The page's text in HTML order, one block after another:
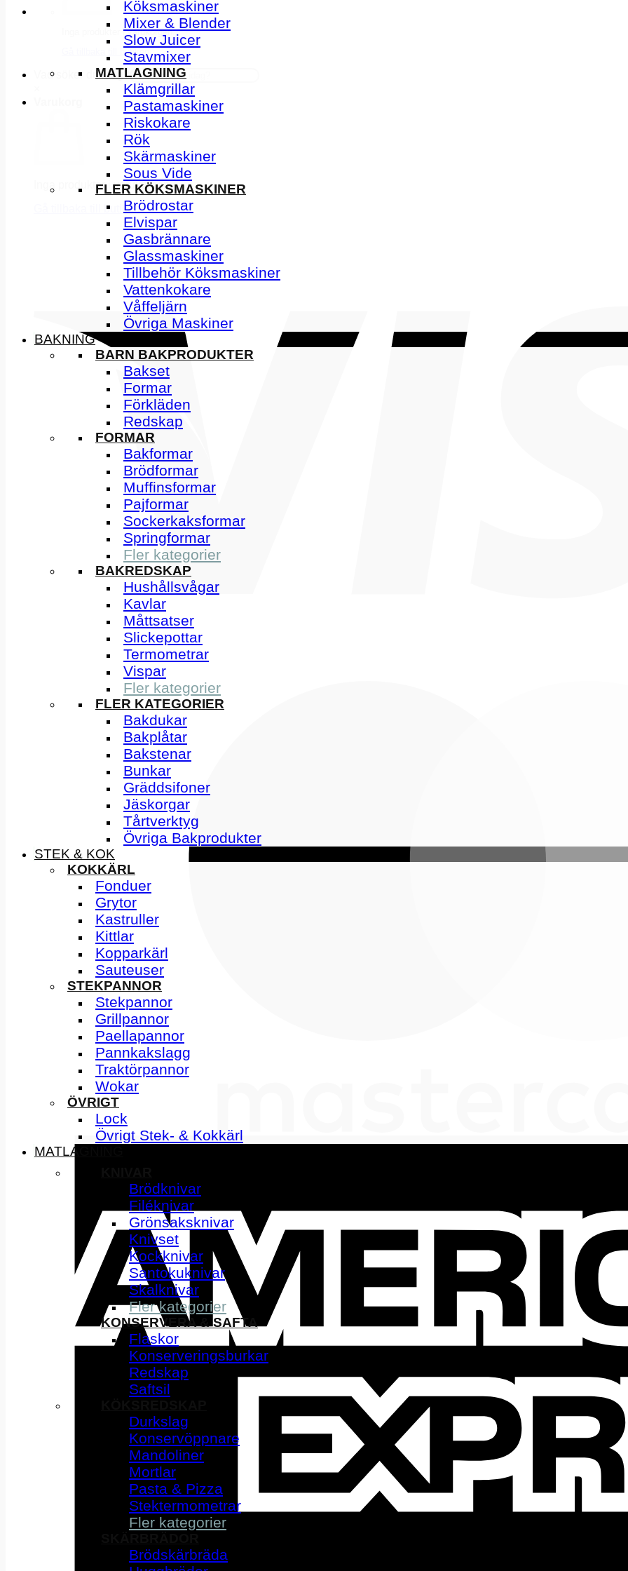
Inga produkter i varukorgen.
Gå tillbaka till butiken
Vad söker du idag?
Inga produkter i varukorgen.
Gå tillbaka till butiken
Köksmaskiner
Mixer & Blender
Slow Juicer
Stavmixer
MATLAGNING
Klämgrillar
Pastamaskiner
Riskokare
Rök
Skärmaskiner
Sous Vide
FLER KÖKSMASKINER
Brödrostar
Elvispar
Gasbrännare
Glassmaskiner
Tillbehör Köksmaskiner
Vattenkokare
Våffeljärn
Övriga Maskiner
BAKNING
BARN BAKPRODUKTER
Bakset
Formar
Förkläden
Redskap
FORMAR
Bakformar
Brödformar
Muffinsformar
Pajformar
Sockerkaksformar
Springformar
Fler kategorier
BAKREDSKAP
Hushållsvågar
Kavlar
Måttsatser
Slickepottar
Termometrar
Vispar
Fler kategorier
FLER KATEGORIER
Bakdukar
Bakplåtar
Bakstenar
Bunkar
Gräddsifoner
Jäskorgar
Tårtverktyg
Övriga Bakprodukter
STEK & KOK
KOKKÄRL
Fonduer
Grytor
Kastruller
Kittlar
Kopparkärl
Sauteuser
STEKPANNOR
Stekpannor
Grillpannor
Paellapannor
Pannkakslagg
Traktörpannor
Wokar
ÖVRIGT
Lock
Övrigt Stek- & Kokkärl
MATLAGNING
Brödknivar
Filéknivar
Grönsaksknivar
Knivset
Kockknivar
Santokuknivar
Skalknivar
Fler kategorier
KONSERVERA & SAFTA
Flaskor
Konserveringsburkar
Redskap
Saftsil
Durkslag
Konservöppnare
Mandoliner
Mortlar
Pasta & Pizza
Stektermometrar
Fler kategorier
Brödskärbräda